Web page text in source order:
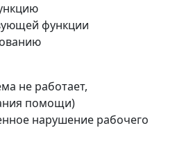
функции
не работает,
помощи)
нарушение рабочего